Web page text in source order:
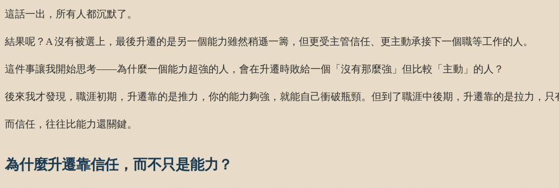
這話一出，所有人都沉默了。
結果呢？A 沒有被選上，最後升遷的是另一個能力雖然稍遜一籌，但更受主管信任、更主動承接下一個職等工作的人。
這件事讓我開始思考——為什麼一個能力超強的人，會在升遷時敗給一個「沒有那麼強」但比較「主動」的人？
後來我才發現，職涯初期，升遷靠的是推力，你的能力夠強，就能自己衝破瓶頸。但到了職涯中後期，升遷靠的是拉力，只
而信任，往往比能力還關鍵。
為什麼升遷靠信任，而不只是能力？